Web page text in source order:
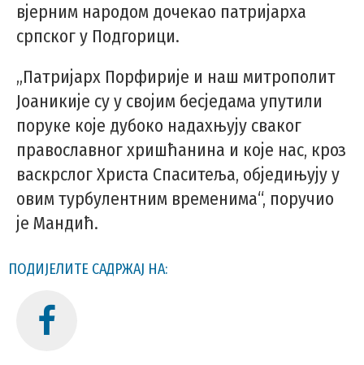
вјерним народом дочекао патријарха
српског у Подгорици.
„Патријарх Порфирије и наш митрополит
Јоаникије су у својим бесједама упутили
поруке које дубоко надахњују сваког
православног хришћанина и које нас, кроз
васкрслог Христа Спаситеља, обједињују у
овим турбулентним временима“, поручио
је Мандић.
ПОДИЈЕЛИТЕ САДРЖАЈ НА: